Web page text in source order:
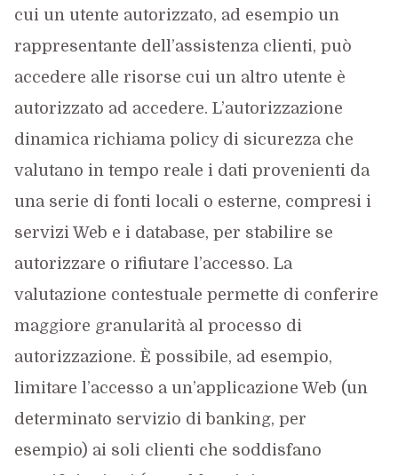
cui un utente autorizzato, ad esempio un
rappresentante dell’assistenza clienti, può
accedere alle risorse cui un altro utente è
autorizzato ad accedere. L’autorizzazione
dinamica richiama policy di sicurezza che
valutano in tempo reale i dati provenienti da
una serie di fonti locali o esterne, compresi i
servizi Web e i database, per stabilire se
autorizzare o rifiutare l’accesso. La
valutazione contestuale permette di conferire
maggiore granularità al processo di
autorizzazione. È possibile, ad esempio,
limitare l’accesso a un’applicazione Web (un
determinato servizio di banking, per
esempio) ai soli clienti che soddisfano